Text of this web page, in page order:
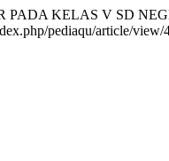
KELAS V SD
pediaqu/article/view/